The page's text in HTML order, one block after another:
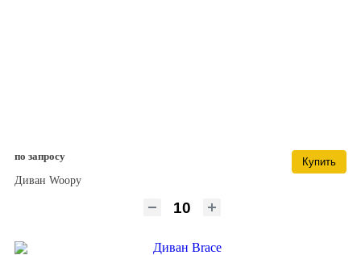
по запросу
Купить
Диван Woopy